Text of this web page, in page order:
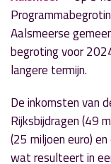
« Vorig nieuwsbericht
Gemeente
6 november 2023
Aalsmeerse
begroting voor
langere termijn.
De inkomsten van
Rijksbijdragen (49
(25 miljoen euro)
wat resulteert in